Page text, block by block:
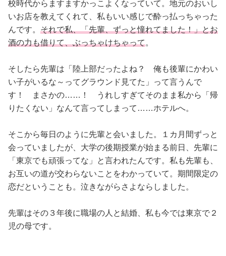
校時代からますますかっこよくなっていて。地元のおいし
いお店を教えてくれて、私もいい感じで酔っ払っちゃった
んです。 それで私、「先輩、ずっと憧れてました！」とお
酒の力も借りて、ぶっちゃけちゃって。
そしたら先輩は「陸上部だったよね？ 俺も後輩にかわい
い子がいるな～ってグラウンド見てた」って言うんで
す！ まさかの……！ うれしすぎてそのまま私から「帰
りたくない」なんて言ってしまって……ホテルへ。
そこから毎日のように先輩と会いました。１カ月間ずっと
会っていましたが、大学の後期授業が始まる前日、先輩に
「東京でも頑張ってな」と言われたんです。私も先輩も、
お互いの道が交わらないことをわかっていて。期間限定の
恋だということも。泣きながらさよならしました。
先輩はその３年後に職場の人と結婚、私も今では東京で２
児の母です。